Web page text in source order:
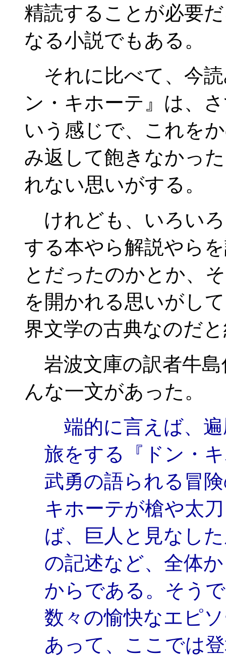
精読することが必要
なる小説でもある。
それに比べて、今
ン・キホーテ』は、
いう感じで、これを
み返して飽きなかっ
れない思いがする。
けれども、いろい
する本やら解説やら
とだったのかとか、
を開かれる思いがし
界文学の古典なのだ
岩波文庫の訳者牛島
んな一文があった。
端的に言えば、遍
旅をする『ドン・
武勇の語られる冒
キホーテが槍や太
ば、巨人と見なし
の記述など、全体
からである。そう
数々の愉快なエピ
あって、ここでは